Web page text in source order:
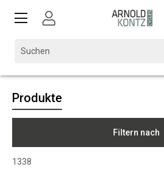
Produkte
Filtern nach
1338